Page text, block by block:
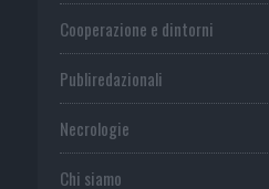
Cooperazione e dintorni
Publiredazionali
Necrologie
Chi siamo